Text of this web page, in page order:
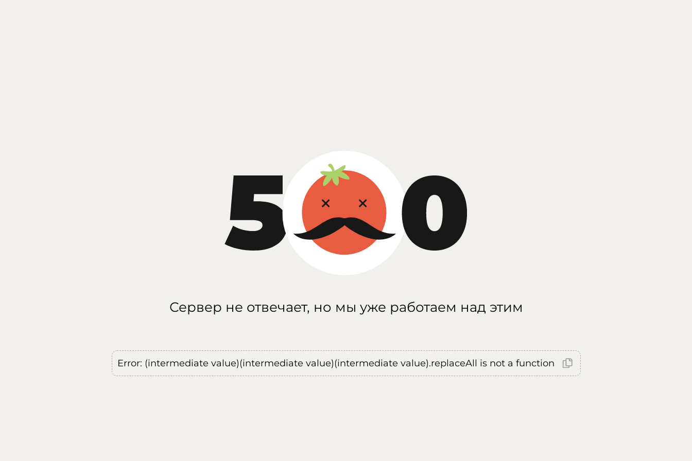
Сервер не отвечает, но мы уже работаем над этим
Error: (intermediate value)(intermediate value)(intermediate value).replaceAll is not a function